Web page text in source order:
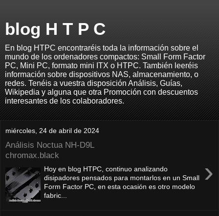
blog H T P C
En blog HTPC encontraréis toda la información sobre el
mundo de los ordenadores compactos: Small Form Factor
PC, Mini PC, formato mini ITX o HTPC. También leeréis
información sobre dispositivos NAS, almacenamiento, o
redes. Tenéis a vuestra disposición Análisis, Guías,
Wikipedia y alguna que otra Promoción con descuentos
interesantes de los colaboradores.
miércoles, 24 de abril de 2024
Análisis Noctua NH-D9L
chromax.black
›
Hoy en blog HTPC, continuo analizando
disipadores pensados para montarlos en un Small
Form Factor PC, en esta ocasión es otro modelo
fabric...